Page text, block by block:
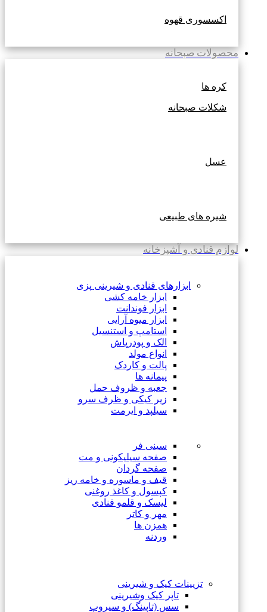
اکسسوری قهوه
محصولات صبحانه
کره ها
شکلات صبحانه
عسل
شیره های طبیعی
لوازم قنادی و آشپزخانه
ابزارهای قنادی و شیرینی پزی
ابزار خامه کشی
ابزار فوندانت
ابزار میوه آرایی
استامپ و استنسیل
الک و پودرپاش
انواع مولد
پالت و کاردک
پیمانه ها
جعبه و ظروف حمل
زیر کیکی و ظرف سرو
سیلپد و ایرمت
سینی فر
صفحه سیلیکونی و مت
صفحه گردان
قیف و ماسوره و خامه ریز
کپسول و کاغذ روغنی
لیسک و قلمو قنادی
مهر و کاتر
همزن ها
وردنه
تزیینات کیک و شیرینی
تاپر کیک وشیرینی
سس (تاپینگ) و سیروپ